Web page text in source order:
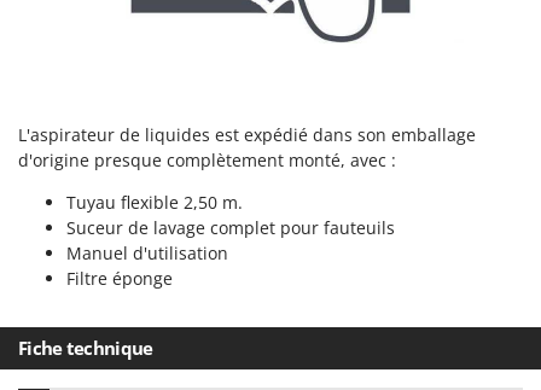
Tondeuses autoportées
Tondeuses débroussailleuses thermiques
Transpalettes
Tronçonneuses
Vêtements de Sécurité
Vibroculteurs à tracteur
Lampacrescia - MGM
Lavor
Linea VZ
Lisam
Lotusgrill
Macom
Macte Ovens
L'aspirateur de liquides est expédié dans son emballage
d'origine presque complètement monté, avec :
Tuyau flexible 2,50 m.
Suceur de lavage complet pour fauteuils
Manuel d'utilisation
Filtre éponge
Fiche technique